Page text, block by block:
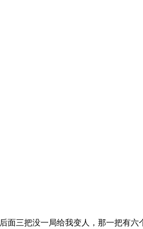
面三把没一局给我变人，那一把有六